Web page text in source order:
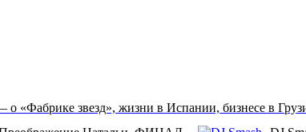
«Фабрике звезд», жизни в Испании, бизнесе в